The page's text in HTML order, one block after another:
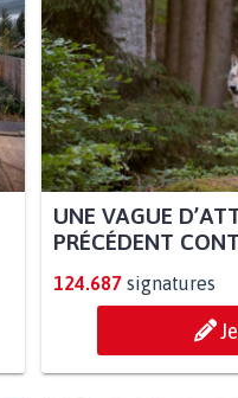
UNE VAGUE
PRÉCÉDENT
124.687 signatures